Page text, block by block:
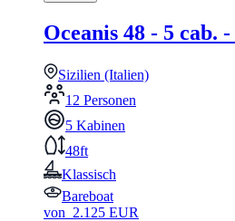
Oceanis 48 - 5 cab.
Sizilien (Italien)
12 Personen
5 Kabinen
48ft
Klassisch
Bareboat
von 2.125 EUR